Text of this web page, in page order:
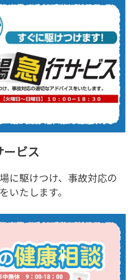
ビス
に駆けつけ、事故対応の
いたします。